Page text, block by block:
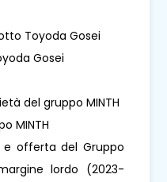
Toyoda Gosei
Gosei
del gruppo MINTH
MINTH
e offerta del Gruppo
lordo (2023-